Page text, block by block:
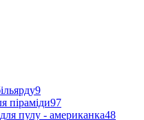
9
піраміди97
пулу - американка48